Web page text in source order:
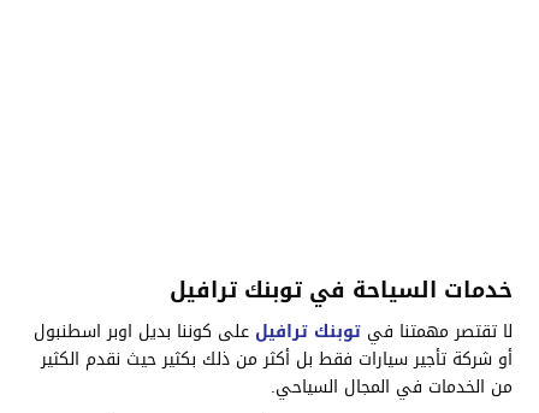
خدمات السياحة في توبنك ترافيل
لا تقتصر مهمتنا في توبنك ترافيل على كوننا بديل اوبر اسطنبول
أو شركة تأجير سيارات فقط بل أكثر من ذلك بكثير حيث نقدم الكثير
من الخدمات في المجال السياحي.